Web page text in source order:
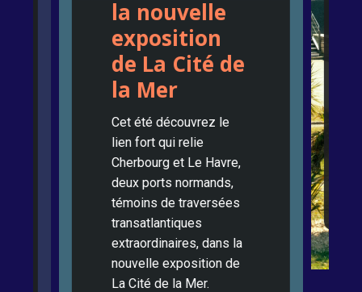
la nouvelle
exposition
de La Cité de
la Mer
Cet été découvrez le
lien fort qui relie
Cherbourg et Le Havre,
deux ports normands,
témoins de traversées
transatlantiques
extraordinaires, dans la
nouvelle exposition de
La Cité de la Mer.